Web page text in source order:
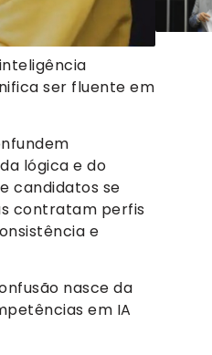
ser fluente em
lógica e do
candidatos se
contratam perfis
e
nasce da
em IA